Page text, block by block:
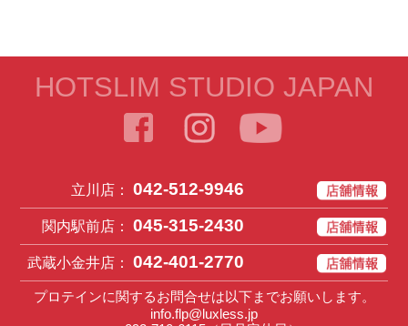
HOTSLIM STUDIO JAPAN
立川店： 042-512-9946
関内駅前店： 045-315-2430
武蔵小金井店： 042-401-2770
プロテインに関するお問合せは以下までお願いします。
info.flp@luxless.jp